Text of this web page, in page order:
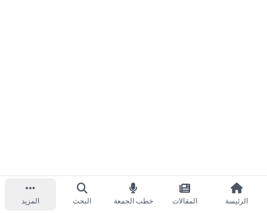
الرئيسة المقالات خطب الجمعة البحث المزيد